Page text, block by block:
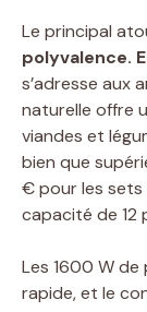
Le principal
polyvalence.
s’adresse aux
naturelle offre
viandes et
bien que
€ pour les
capacité de 12
Les 1600 W
rapide, et le